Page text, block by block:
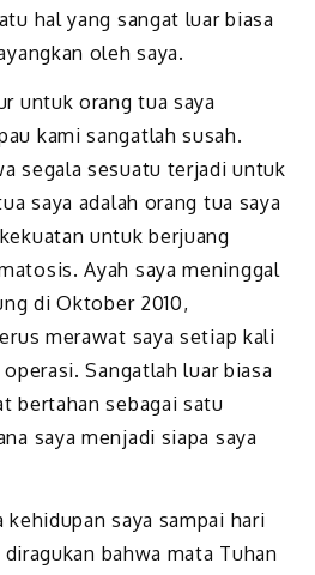
hal yang sangat luar biasa
oleh saya.
untuk orang tua saya
kami sangatlah susah.
segala sesuatu terjadi untuk
saya adalah orang tua saya
untuk berjuang
Ayah saya meninggal
di Oktober 2010,
merawat saya setiap kali
Sangatlah luar biasa
bertahan sebagai satu
saya menjadi siapa saya
saya sampai hari
bahwa mata Tuhan